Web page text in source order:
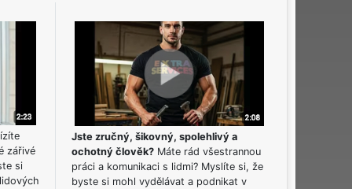
zářivé
si
Jste zručný, šikovný, spolehlivý a
ochotný člověk? Máte rád všestrannou
práci a komunikaci s lidmi? Myslíte si, že
byste si mohl vydělávat a podnikat v